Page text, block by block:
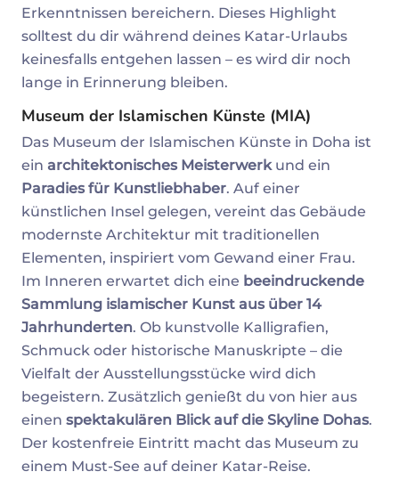
Erkenntnissen bereichern. Dieses Highlight
solltest du dir während deines Katar-Urlaubs
keinesfalls entgehen lassen – es wird dir noch
lange in Erinnerung bleiben.
Museum der Islamischen Künste (MIA)
Das Museum der Islamischen Künste in Doha ist
ein architektonisches Meisterwerkund ein
Paradies für Kunstliebhaber. Auf einer
künstlichen Insel gelegen, vereint das Gebäude
modernste Architektur mit traditionellen
Elementen, inspiriert vom Gewand einer Frau.
Im Inneren erwartet dich eine beeindruckende
Sammlung islamischer Kunst aus über 14
Jahrhunderten. Ob kunstvolle Kalligrafien,
Schmuck oder historische Manuskripte – die
Vielfalt der Ausstellungsstücke wird dich
begeistern. Zusätzlich genießt du von hier aus
einen spektakulären Blick auf die Skyline Dohas.
Der kostenfreie Eintritt macht das Museum zu
einem Must-See auf deiner Katar-Reise.